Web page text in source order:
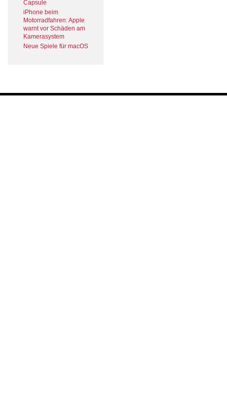
Capsule
iPhone beim
Motorradfahren: Apple
warnt vor Schäden am
Kamerasystem
Neue Spiele für macOS